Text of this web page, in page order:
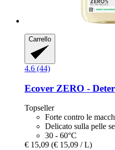
Carrello
4.6 (44)
Ecover ZERO -​
Topseller
Forte contro le
Delicato sulla pelle
30 - 60°C
€ 15,09 (€ 15,09 / L)